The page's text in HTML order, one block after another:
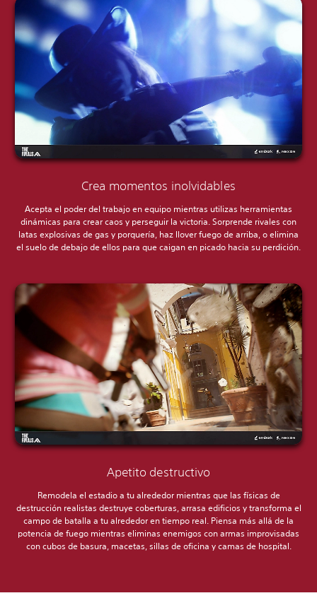
Crea momentos inolvidables
Acepta el poder del trabajo en equipo mientras utilizas herramientas
dinámicas para crear caos y perseguir la victoria. Sorprende rivales con
latas explosivas de gas y porquería, haz llover fuego de arriba, o elimina
el suelo de debajo de ellos para que caigan en picado hacia su perdición.
Apetito destructivo
Remodela el estadio a tu alrededor mientras que las físicas de
destrucción realistas destruye coberturas, arrasa edificios y transforma el
campo de batalla a tu alrededor en tiempo real. Piensa más allá de la
potencia de fuego mientras eliminas enemigos con armas improvisadas
con cubos de basura, macetas, sillas de oficina y camas de hospital.